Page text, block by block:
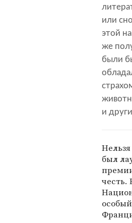
или
этой
же
были
и
Нельзя
был
честь.